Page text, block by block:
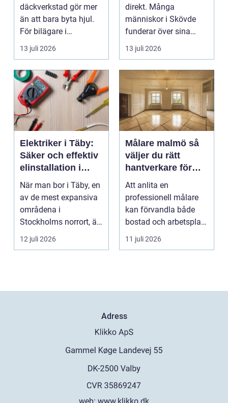
däckverkstad gör mer
än att bara byta hjul.
För bilägare i
Stockholm handlar
valet av däck...
13 juli 2026
direkt. Många
människor i Skövde
funderar över sina
tänder, men skjuter
upp att gör...
13 juli 2026
Elektriker i Täby:
Säker och effektiv
elinstallation i
norrort
När man bor i Täby, en
av de mest expansiva
områdena i
Stockholms norrort, är
b...
12 juli 2026
Målare malmö så
väljer du rätt
hantverkare för
hem och företag
Att anlita en
professionell målare
kan förvandla både
bostad och arbetsplats
på kort tid. Färger, yt...
11 juli 2026
Adress